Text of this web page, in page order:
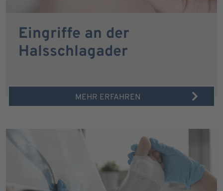
Eingriffe an der
Halsschlagader
MEHR ERFAHREN